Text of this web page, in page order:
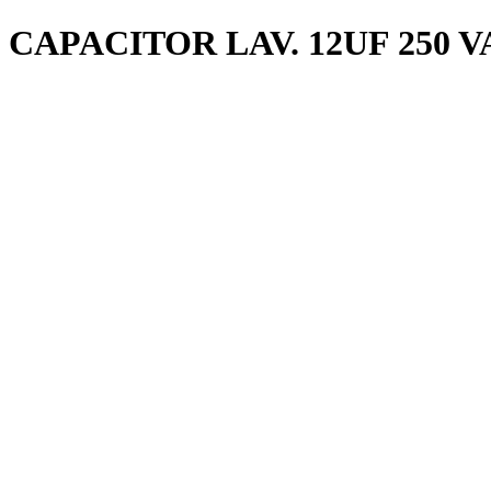
CAPACITOR LAV. 12UF 250